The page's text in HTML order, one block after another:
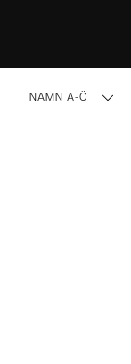
NAMN A-Ö